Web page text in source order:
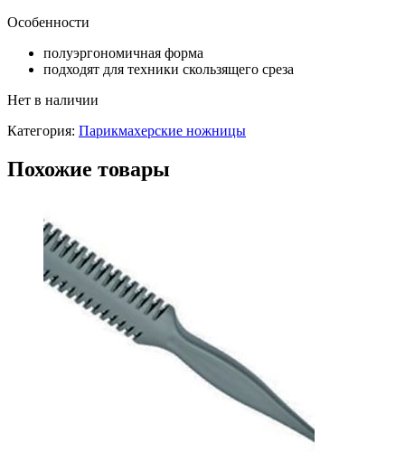
Особенности
полуэргономичная форма
подходят для техники скользящего среза
Нет в наличии
Категория: Парикмахерские ножницы
Похожие товары